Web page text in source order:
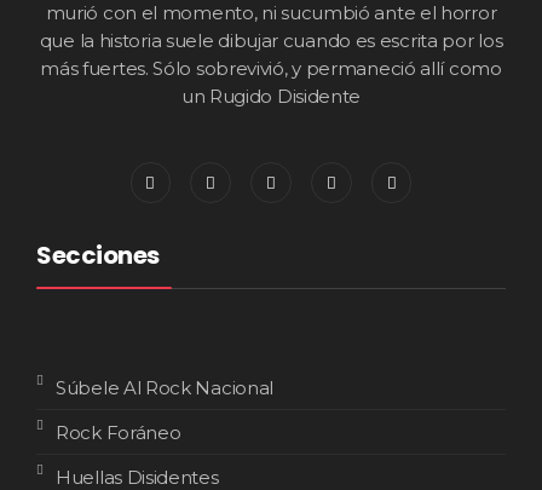
murió con el momento, ni sucumbió ante el horror
que la historia suele dibujar cuando es escrita por los
más fuertes. Sólo sobrevivió, y permaneció allí como
un Rugido Disidente
Secciones
Súbele Al Rock Nacional
Rock Foráneo
Huellas Disidentes